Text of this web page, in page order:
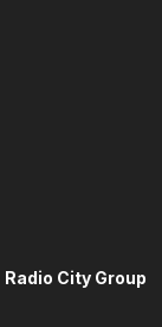
Radio City Group